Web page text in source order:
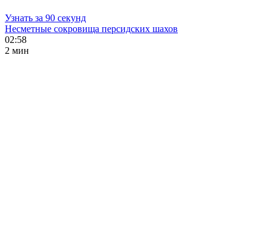
Узнать за 90 секунд
Несметные сокровища персидских шахов
02:58
2 мин